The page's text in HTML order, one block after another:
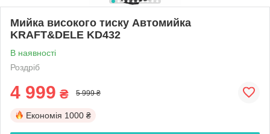
Мийка високого тиску Автомийка
KRAFT&DELE KD432
В наявності
Роздріб
4 999 ₴ 5 999 ₴
Економія 1000 ₴